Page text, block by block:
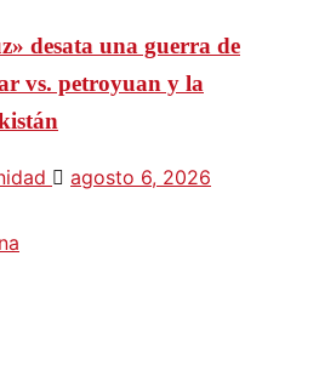
desata una guerra de
vs. petroyuan y la
agosto 6, 2026